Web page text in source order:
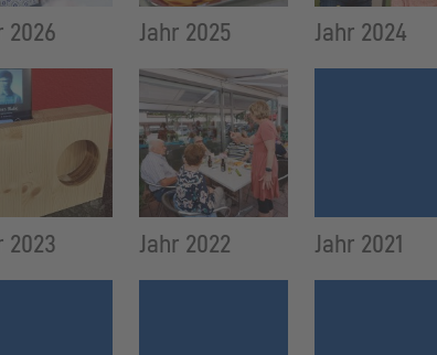
2026 Jahr 2025 Jahr 2024
2023 Jahr 2022 Jahr 2021